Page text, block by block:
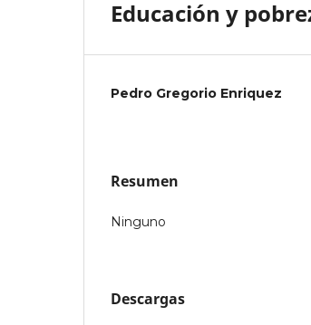
Educación y
Pedro Gregorio Enriquez
Resumen
Ninguno
Descargas